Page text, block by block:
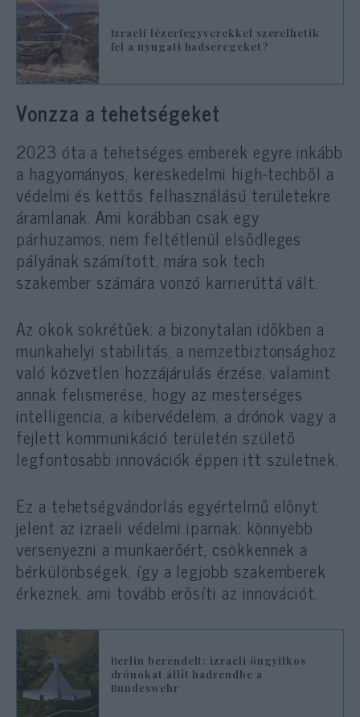
Izraeli lézerfegyverekkel szerelhetik
fel a nyugati hadseregeket?
Vonzza a tehetségeket
2023 óta a tehetséges emberek egyre inkább
a hagyományos, kereskedelmi high-techből a
védelmi és kettős felhasználású területekre
áramlanak. Ami korábban csak egy
párhuzamos, nem feltétlenül elsődleges
pályának számított, mára sok tech
szakember számára vonzó karrierúttá vált.
Az okok sokrétűek: a bizonytalan időkben a
munkahelyi stabilitás, a nemzetbiztonsághoz
való közvetlen hozzájárulás érzése, valamint
annak felismerése, hogy az mesterséges
intelligencia, a kibervédelem, a drónok vagy a
fejlett kommunikáció területén születő
legfontosabb innovációk éppen itt születnek.
Ez a tehetségvándorlás egyértelmű előnyt
jelent az izraeli védelmi iparnak: könnyebb
versenyezni a munkaerőért, csökkennek a
bérkülönbségek, így a legjobb szakemberek
érkeznek, ami tovább erősíti az innovációt.
Berlin berendelt: izraeli öngyilkos
drónokat állít hadrendbe a
Bundeswehr